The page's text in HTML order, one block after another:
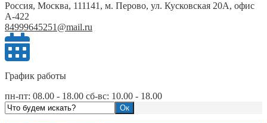
Россия, Москва, 111141, м. Перово, ул. Кусковская 20А, офис
А-422
84999645251@mail.ru
График работы
пн-пт: 08.00 - 18.00 сб-вс: 10.00 - 18.00